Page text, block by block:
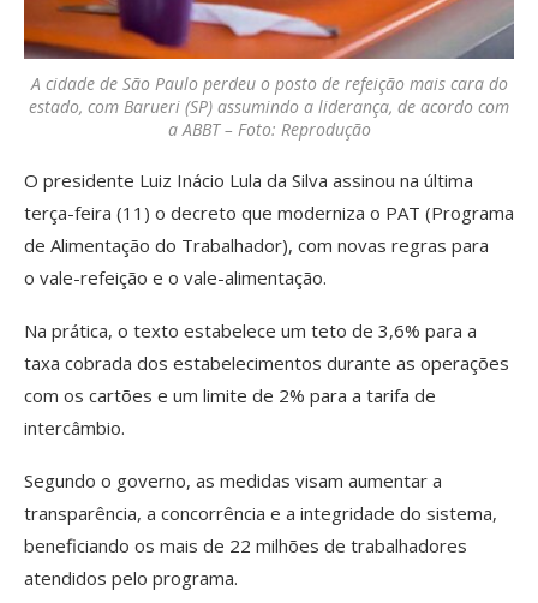
A cidade de São Paulo perdeu o posto de refeição mais cara do
estado, com Barueri (SP) assumindo a liderança, de acordo com
a ABBT – Foto: Reprodução
O presidente Luiz Inácio Lula da Silva assinou na última
terça-feira (11) o decreto que moderniza o PAT (Programa
de Alimentação do Trabalhador), com novas regras para
o vale-refeição e o vale-alimentação.
Na prática, o texto estabelece um teto de 3,6% para a
taxa cobrada dos estabelecimentos durante as operações
com os cartões e um limite de 2% para a tarifa de
intercâmbio.
Segundo o governo, as medidas visam aumentar a
transparência, a concorrência e a integridade do sistema,
beneficiando os mais de 22 milhões de trabalhadores
atendidos pelo programa.